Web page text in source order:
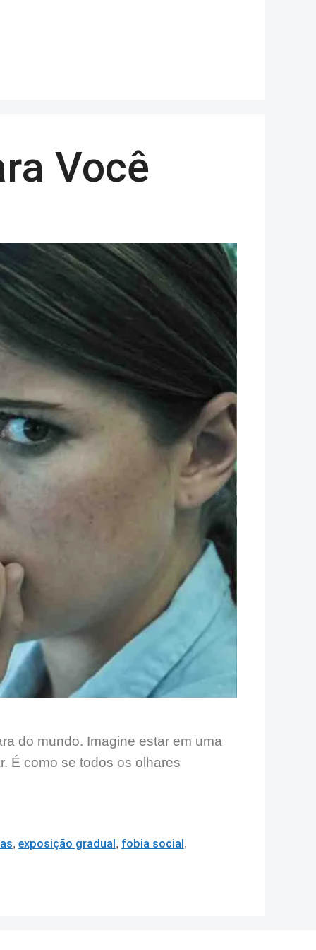
Você
do mundo. Imagine estar em uma
É como se todos os olhares
, exposição gradual , fobia social ,